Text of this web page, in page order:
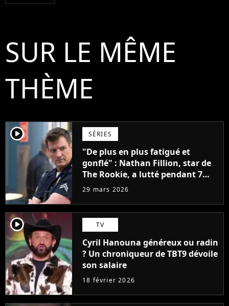
SUR LE MÊME
THÈME
player2 SÉRIES
"De plus en plus fatigué et
gonflé" : Nathan Fillion, star de
The Rookie, a lutté pendant 7
ans avec un rôle qui le détruisait
29 mars 2026
player2 TV
Cyril Hanouna généreux ou radin
? Un chroniqueur de TBT9 dévoile
son salaire
18 février 2026